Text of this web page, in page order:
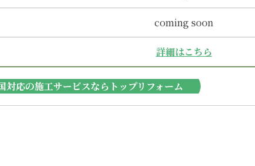
coming soon
詳細はこちら
対応の施工サービスならトップリフォーム